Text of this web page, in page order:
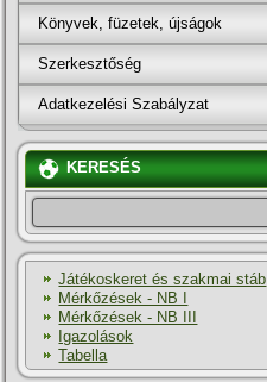
Könyvek, füzetek, újságok
Szerkesztőség
Adatkezelési Szabályzat
KERESÉS
Játékoskeret és szakmai stáb
Mérkőzések - NB I
Mérkőzések - NB III
Igazolások
Tabella